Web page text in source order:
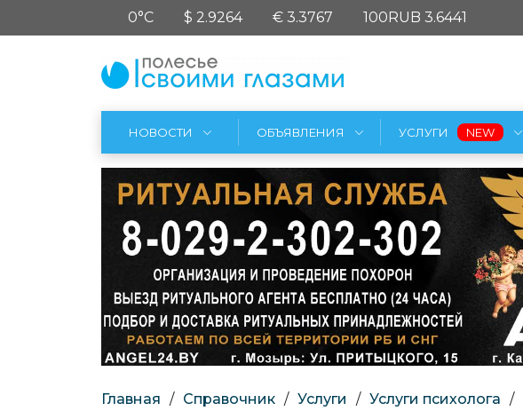
0°C $ 2.9264 € 3.3767 100RUB 3.6441
НОВОСТИ ОБЪЯВЛЕНИЯ УСЛУГИ
Главная / Справочник / Услуги / Услуги психолога /